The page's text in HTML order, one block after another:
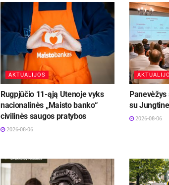
AKTUALIJOS
Rugpjūčio 11-ąją Utenoje vyks
nacionalinės „Maisto banko“
civilinės saugos pratybos
2026-08-06
su
2026-08-06